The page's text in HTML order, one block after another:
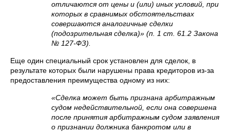
отличаются от цены и (или) иных условий, при
которых в сравнимых обстоятельствах
совершаются аналогичные сделки
(подозрительная сделка)» (п. 1 ст. 61.2 Закона
№ 127-ФЗ).
Еще один специальный срок установлен для сделок, в
результате которых были нарушены права кредиторов из-за
предоставления преимущества одному из них:
«Сделка может быть признана арбитражным
судом недействительной, если она совершена
после принятия арбитражным судом заявления
о признании должника банкротом или в